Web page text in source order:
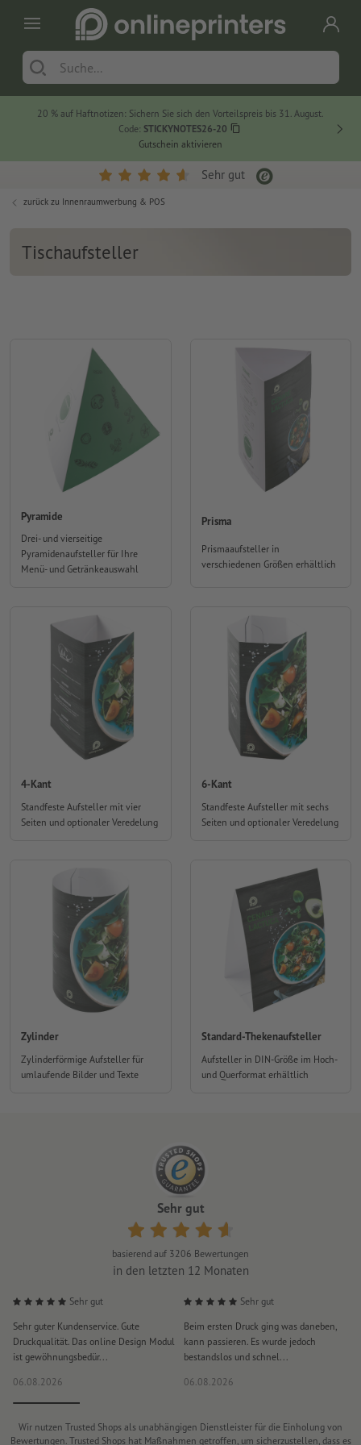
20 % auf Haftnotizen: Sichern Sie sich den Vorteilspreis bis 31. August.
Code: STICKYNOTES26-20
Gutschein aktivieren
Sehr gut
zurück zu Innenraumwerbung & POS
Tischaufsteller
Pyramide
Drei- und vierseitige
Pyramidenaufsteller für Ihre
Menü- und Getränkeauswahl
Prisma
Prismaaufsteller in
verschiedenen Größen erhältlich
4-Kant
Standfeste Aufsteller mit vier
Seiten und optionaler Veredelung
6-Kant
Standfeste Aufsteller mit sechs
Seiten und optionaler Veredelung
Zylinder
Zylinderförmige Aufsteller für
umlaufende Bilder und Texte
Standard-Thekenaufsteller
Aufsteller in DIN-Größe im Hoch-
und Querformat erhältlich
Sehr gut
basierend auf 3206 Bewertungen
in den letzten 12 Monaten
Sehr gut
Sehr guter Kundenservice. Gute
Druckqualität. Das online Design Modul
ist gewöhnungsbedür...
06.08.2026
Sehr gut
Beim ersten Druck ging was daneben,
kann passieren. Es wurde jedoch
bestandslos und schnel...
06.08.2026
Wir nutzen Trusted Shops als unabhängigen Dienstleister für die Einholung von
Bewertungen. Trusted Shops hat Maßnahmen getroffen, um sicherzustellen, dass es